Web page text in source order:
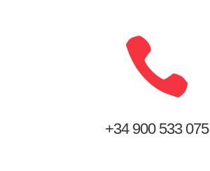

+34 900 533 075